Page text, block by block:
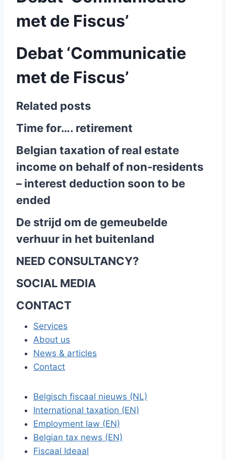
met de Fiscus’
Debat ‘Communicatie
met de Fiscus’
Related posts
Time for…. retirement
Belgian taxation of real estate
income on behalf of non-residents
– interest deduction soon to be
ended
De strijd om de gemeubelde
verhuur in het buitenland
NEED CONSULTANCY?
SOCIAL MEDIA
CONTACT
Services
About us
News & articles
Contact
Belgisch fiscaal nieuws (NL)
International taxation (EN)
Employment law (EN)
Belgian tax news (EN)
Fiscaal Ideaal